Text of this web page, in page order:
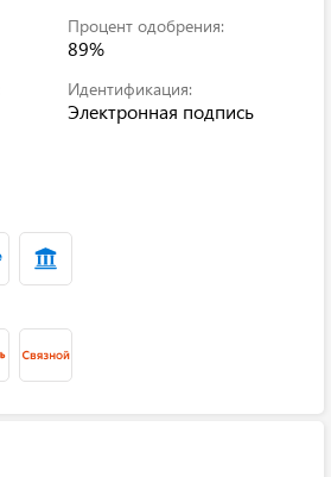
Процент одобрения:
89%
Идентификация:
Электронная подпись